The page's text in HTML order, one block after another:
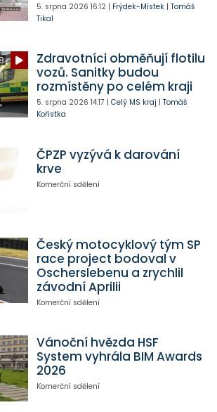
5. srpna 2026 16:12| Frýdek-Místek| Tomáš
Tikal
Zdravotníci obměňují flotilu
vozů. Sanitky budou
rozmístěny po celém kraji
5. srpna 2026 14:17 | Celý MS kraj | Tomáš
Kořistka
ČPZP vyzývá k darování
krve
Komerční sdělení
Český motocyklový tým SP
race project bodoval v
Oscherslebenu a zrychlil
závodní Aprilii
Komerční sdělení
Vánoční hvězda HSF
System vyhrála BIM Awards
2026
Komerční sdělení